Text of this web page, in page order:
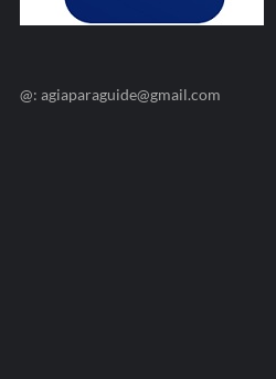
@: agiaparaguide@gmail.com